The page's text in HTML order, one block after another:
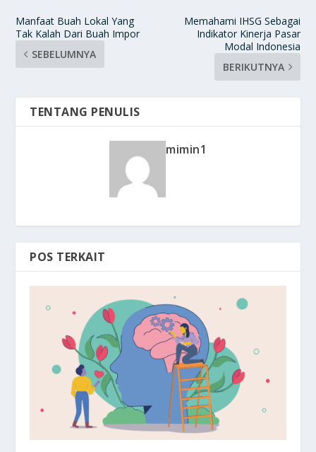
Manfaat Buah Lokal Yang
Tak Kalah Dari Buah Impor
SEBELUMNYA
Memahami IHSG Sebagai
Indikator Kinerja Pasar
Modal Indonesia
BERIKUTNYA
TENTANG PENULIS
mimin1
POS TERKAIT